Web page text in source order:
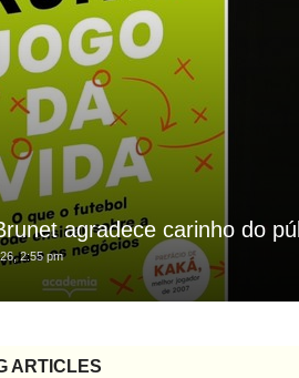
agradece carinho do
2:55 pm
ARTICLES